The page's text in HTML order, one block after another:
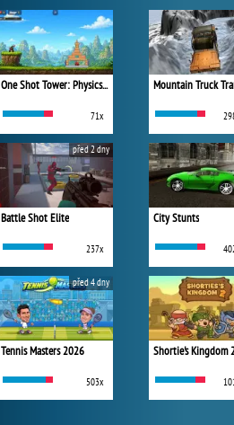
One Shot Tower: Physics Destroyer
71x
Battle Shot Elite
237x
před 2 dny
Tennis Masters 2026
503x
před 4 dny
Mountain Truck
City Stunts
Shortie's Kingdom